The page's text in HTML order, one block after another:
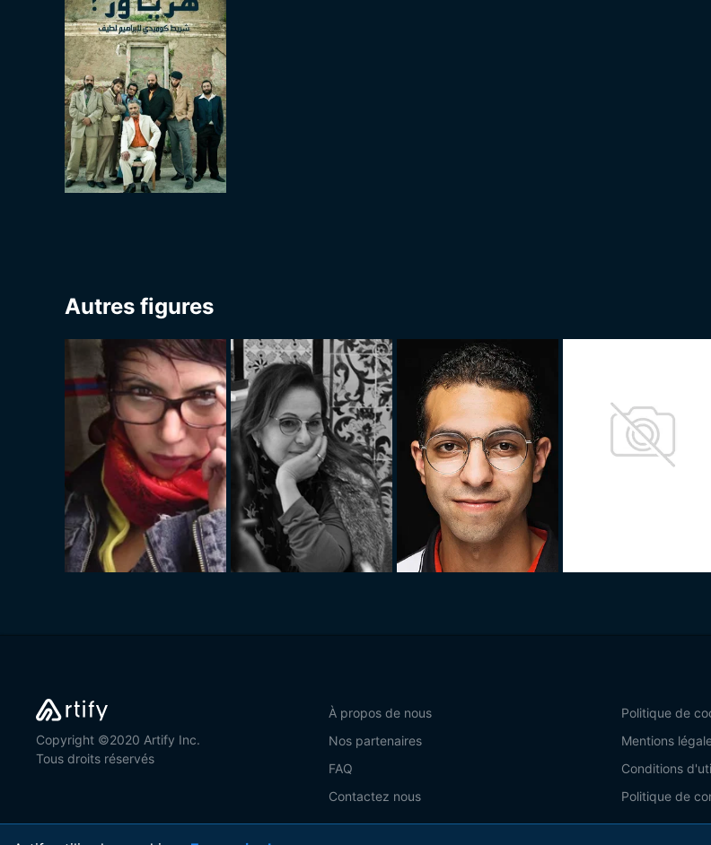
Autres figures
Copyright ©2020 Artify Inc.
Tous droits réservés
À propos de nous
Nos partenaires
FAQ
Contactez nous
Politique de
Mentions
Conditions
Politique de